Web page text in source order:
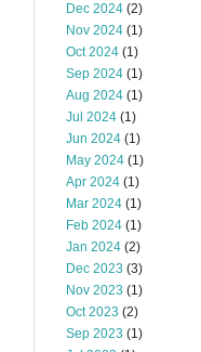
Dec 2024 (2)
Nov 2024 (1)
Oct 2024 (1)
Sep 2024 (1)
Aug 2024 (1)
Jul 2024 (1)
Jun 2024 (1)
May 2024 (1)
Apr 2024 (1)
Mar 2024 (1)
Feb 2024 (1)
Jan 2024 (2)
Dec 2023 (3)
Nov 2023 (1)
Oct 2023 (2)
Sep 2023 (1)